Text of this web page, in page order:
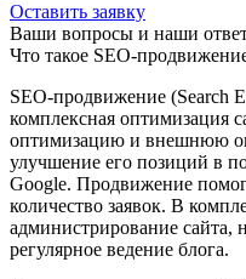
Оставить заявку
Ваши вопросы и наши
Что такое SEO-
SEO-продвижение (Search
комплексная оптимизация
оптимизацию и внешнюю
улучшение его позиций в
Google. Продвижение
количество заявок. В
администрирование сайта,
регулярное ведение блога.